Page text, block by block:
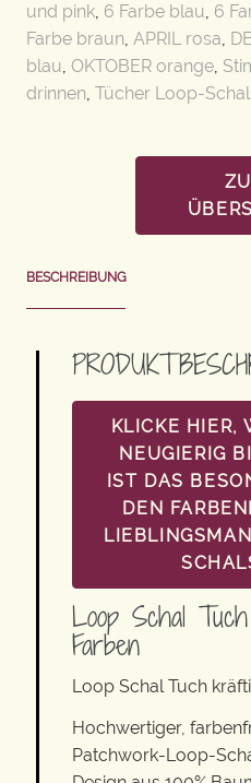
und pink, 6 Farbe blau, 6
Farbe braun, APRIL rosa,
blau, OKTOBER orange,
drinnen, Tücher Loop-
BESCHREIBUNG
KLICKE HIER,
NEUGIERIG
IST DAS
DEN
Loop Schal
Farben
Loop Schal Tuch
Hochwertiger,
Patchwork-Loop-